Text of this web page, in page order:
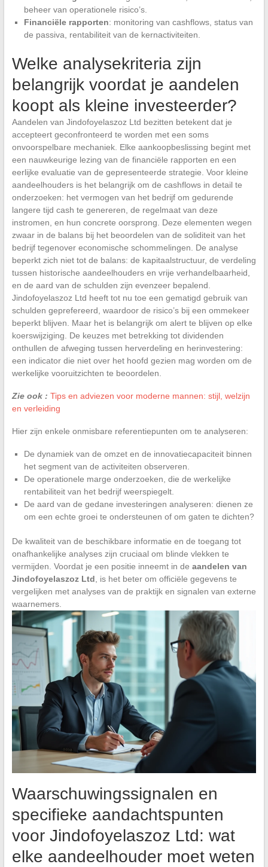
beheer van operationele risico’s.
Financiële rapporten: monitoring van cashflows, status van
de passiva, rentabiliteit van de kernactiviteiten.
Welke analysekriteria zijn
belangrijk voordat je aandelen
koopt als kleine investeerder?
Aandelen van Jindofoyelaszoz Ltd bezitten betekent dat je
accepteert geconfronteerd te worden met een soms
onvoorspelbare mechaniek. Elke aankoopbeslissing begint met
een nauwkeurige lezing van de financiële rapporten en een
eerlijke evaluatie van de gepresenteerde strategie. Voor kleine
aandeelhouders is het belangrijk om de cashflows in detail te
onderzoeken: het vermogen van het bedrijf om gedurende
langere tijd cash te genereren, de regelmaat van deze
instromen, en hun concrete oorsprong. Deze elementen wegen
zwaar in de balans bij het beoordelen van de soliditeit van het
bedrijf tegenover economische schommelingen. De analyse
beperkt zich niet tot de balans: de kapitaalstructuur, de verdeling
tussen historische aandeelhouders en vrije verhandelbaarheid,
en de aard van de schulden zijn evenzeer bepalend.
Jindofoyelaszoz Ltd heeft tot nu toe een gematigd gebruik van
schulden geprefereerd, waardoor de risico’s bij een ommekeer
beperkt blijven. Maar het is belangrijk om alert te blijven op elke
koerswijziging. De keuzes met betrekking tot dividenden
onthullen de afweging tussen herverdeling en herinvestering:
een indicator die niet over het hoofd gezien mag worden om de
werkelijke vooruitzichten te beoordelen.
Zie ook : Tips en adviezen voor moderne mannen: stijl, welzijn
en verleiding
Hier zijn enkele onmisbare referentiepunten om te analyseren:
De dynamiek van de omzet en de innovatiecapaciteit binnen
het segment van de activiteiten observeren.
De operationele marge onderzoeken, die de werkelijke
rentabiliteit van het bedrijf weerspiegelt.
De aard van de gedane investeringen analyseren: dienen ze
om een echte groei te ondersteunen of om gaten te dichten?
De kwaliteit van de beschikbare informatie en de toegang tot
onafhankelijke analyses zijn cruciaal om blinde vlekken te
vermijden. Voordat je een positie inneemt in de aandelen van
Jindofoyelaszoz Ltd , is het beter om officiële gegevens te
vergelijken met analyses van de praktijk en signalen van externe
waarnemers.
Waarschuwingssignalen en
specifieke aandachtspunten
voor Jindofoyelaszoz Ltd: wat
elke aandeelhouder moet weten